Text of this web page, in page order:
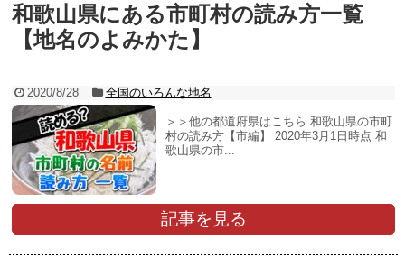
和歌山県にある市町村の読み方一覧
【地名のよみかた】
2020/8/28 全国のいろんな地名
＞＞他の都道府県はこちら 和歌山県の市町
村の読み方【市編】 2020年3月1日時点 和
歌山県の市...
記事を見る